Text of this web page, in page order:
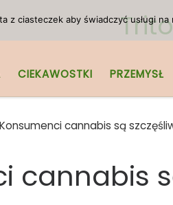
CIEKAWOSTKI PRZEMYSŁ
Konsumenci cannabis są
cannabis
z ciasteczek aby świadczyć usługi